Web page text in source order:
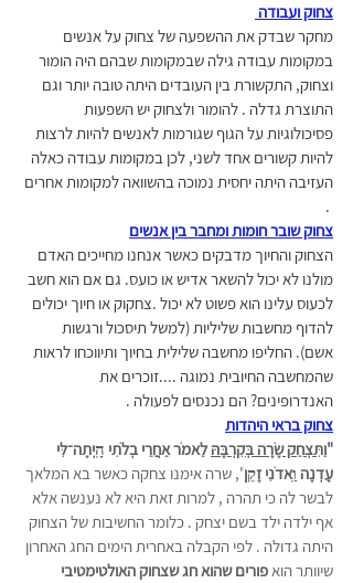
צחוק ועבודה
מחקר שבדק את ההשפעה של צחוק על אנשים
במקומות עבודה גילה שבמקומות שבהם היה הומור
וצחוק, התקשורת בין העובדים היתה טובה יותר וגם
התוצרת גדלה . להומור ולצחוק יש השפעות
פסיכולוגיות על הגוף שגורמות לאנשים להיות לרצות
להיות קשורים אחד לשני, לכן במקומות עבודה כאלה
העזיבה היתה יחסית נמוכה בהשוואה למקומות אחרים
.
צחוק שובר חומות ומחבר בין אנשים
הצחוק והחיוך מדבקים כאשר אנחנו מחייכים האדם
מולנו לא יכול להשאר אדיש או כועס. גם אם הוא חשב
לכעוס עלינו הוא פשוט לא יכול .צחקוק או חיוך יכולים
להדוף מחשבות שליליות (למשל תיסכול ורגשות
אשם). החליפו מחשבה שלילית בחיוך ותיווכחו לראות
שהמחשבה החיובית נמוגה ....זוכרים את
האנדרופינים? הם נכנסים לפעולה .
צחוק בראי היהדות
"וַתִּצְחַק שָׂרָה בְּקִרְבָּהּ לֵאמֹר אַחֲרֵי בְלֹתִי הָֽיְתָה־לִּי
עֶדְנָה וַֽאדֹנִי זָקֵֽן", שרה אימנו צחקה כאשר בא המלאך
לבשר לה כי תהרה , למרות זאת היא לא נענשה אלא
אף ילדה ילד בשם יצחק . כלומר החשיבות של הצחוק
היתה גדולה . לפי הקבלה באחרית הימים החג האחרון
שיוותר הוא פורים שהוא חג שצחוק האולטימטיבי